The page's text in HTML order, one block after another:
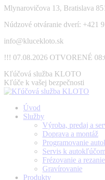
Skip
content
Mlynarovičova 13, Bratislava
Núdzové otváranie dverí: +421
info@klucekloto.sk
!!! 07.08.2026 OTVORENÉ
Facebook
page
opens
new
window
Kľúčová služba KLOTO
Kľúče k vašej bezpečnosti
Úvod
Služby
Výroba, predaj a
Doprava a montáž
Programovanie
Servis k
Frézovanie a rezanie
Gravírovanie
Produkty